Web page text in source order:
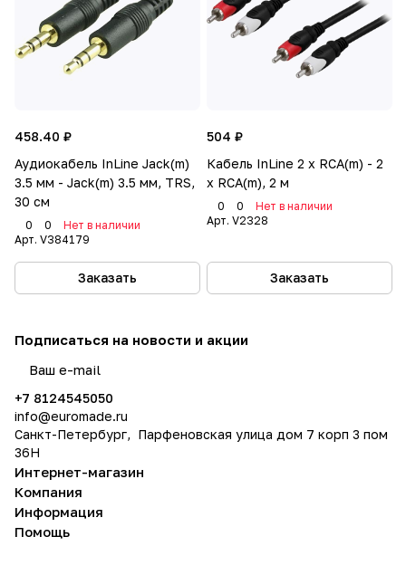
458.40 ₽
Аудиокабель InLine Jack(m)
3.5 мм - Jack(m) 3.5 мм, TRS,
30 см
0 0
Нет в наличии
Арт. V384179
Заказать
504 ₽
Кабель InLine 2 x RCA(m) - 2
x RCA(m), 2 м
0 0
Нет в наличии
Арт. V2328
Заказать
Подписаться на новости и акции
+7 8124545050
info@euromade.ru
Санкт-Петербург, Парфеновская улица дом 7 корп 3 пом
36Н
Интернет-магазин
Компания
Информация
Помощь